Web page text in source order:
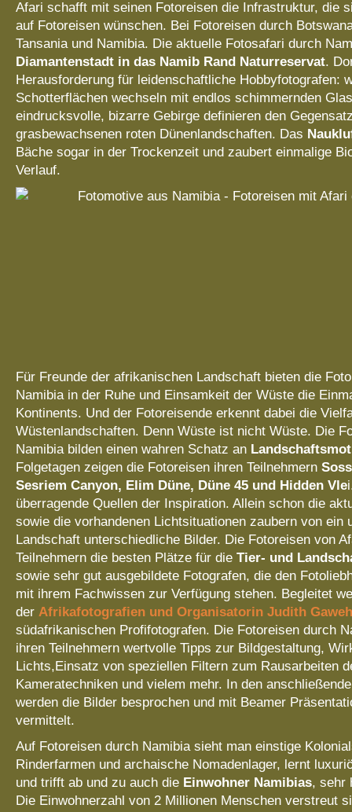
Afari schafft mit seinen Fotoreisen die Infrastruktur, die
auf Fotoreisen wünschen. Bei Fotoreisen durch
Tansania und Namibia. Die aktuelle Fotosafari durch
Diamantenstadt in das Namib Rand Naturreservat.
Herausforderung für leidenschaftliche Hobbyfotografen:
Schotterflächen wechseln mit endlos schimmernden
eindrucksvolle, bizarre Gebirge definieren den
grasbewachsenen roten Dünenlandschaften. Das
Bäche sogar in der Trockenzeit und zaubert einmalige
Verlauf.
Für Freunde der afrikanischen Landschaft bieten die
Namibia in der Ruhe und Einsamkeit der Wüste die
Kontinents. Und der Fotoreisende erkennt dabei die
Wüstenlandschaften. Denn Wüste ist nicht Wüste. Die
Namibia bilden einen wahren Schatz an
Folgetagen zeigen die Fotoreisen ihren Teilnehmern
Sesriem Canyon, Elim Düne, Düne 45 und Hidden Vle
überragende Quellen der Inspiration. Allein schon die
sowie die vorhandenen Lichtsituationen zaubern von ein
Landschaft unterschiedliche Bilder. Die Fotoreisen von
Teilnehmern die besten Plätze für die Tier- und
sowie sehr gut ausgebildete Fotografen, die den
mit ihrem Fachwissen zur Verfügung stehen. Begleitet
der Afrikafotografien und Organisatorin Judith
südafrikanischen Profifotografen. Die Fotoreisen durch
ihren Teilnehmern wertvolle Tipps zur Bildgestaltung,
Lichts,Einsatz von speziellen Filtern zum Rausarbeiten
Kameratechniken und vielem mehr. In den
werden die Bilder besprochen und mit Beamer
vermittelt.
Auf Fotoreisen durch Namibia sieht man einstige
Rinderfarmen und archaische Nomadenlager, lernt
und trifft ab und zu auch die Einwohner Namibias, sehr
Die Einwohnerzahl von 2 Millionen Menschen verstreut